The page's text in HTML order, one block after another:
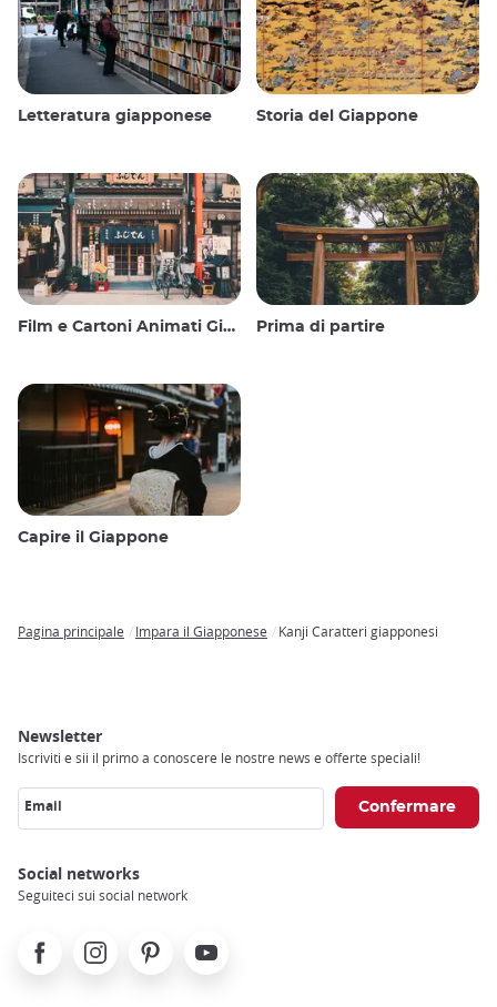
Letteratura giapponese Storia del Giappone
Film e Cartoni Animati Giapponesi Prima di partire
Capire il Giappone
Pagina principale Impara il Giapponese Kanji Caratteri giapponesi
Newsletter
Iscriviti e sii il primo a conoscere le nostre news e offerte speciali!
Email
Social networks
Seguiteci sui social network
FacebookInstagramPinterest Youtube